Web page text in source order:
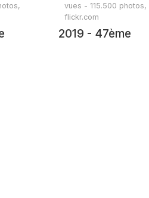
vues - 115.500 photos,
flickr.com
2019 - 47ème